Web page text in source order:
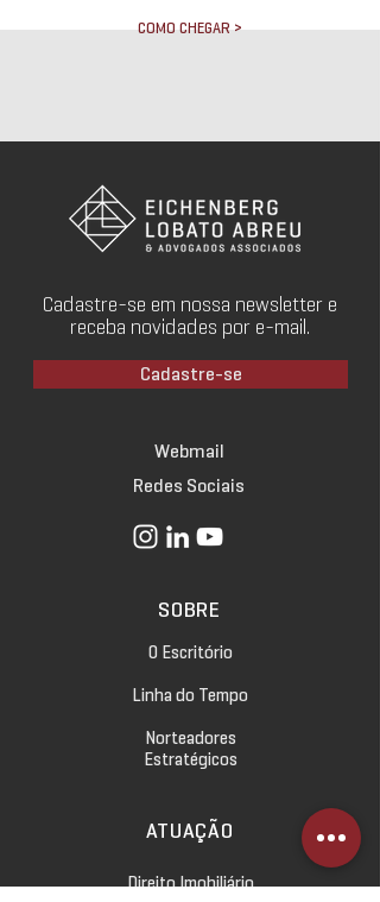
COMO CHEGAR >
Cadastre-se em nossa newsletter e
receba novidades por e-mail.
Cadastre-se
Webmail
Redes Sociais
SOBRE
O Escritório
Linha do Tempo
Norteadores
Estratégicos
ATUAÇÃO
Direito Imobiliário